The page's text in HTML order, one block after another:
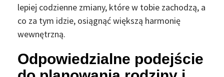
lepiej codzienne zmiany, które w tobie zachodzą, a
co za tym idzie, osiągnąć większą harmonię
wewnętrzną.
Odpowiedzialne podejście